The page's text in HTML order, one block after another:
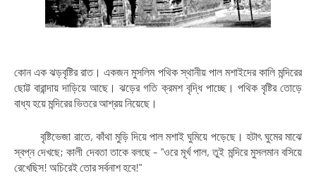
কোন এক ঝড়বৃষ্টির রাত। একজন মুসলিম পথিক স্থানীয় পাল মশাইদের কালি মন্দিরের
ছোট্ট বারান্দায় দাড়িয়ে আছে। ঝড়ের গতি ক্রমশ বৃদ্ধি পাচ্ছে। পথিক বৃষ্টির তোড়ে
বাধ্য হয়ে মন্দিরের ভিতরে আশ্রয় নিয়েছে।
বৃষ্টিভেজা রাতে, কাঁথা মুড়ি দিয়ে পাল মশাই ঘুমিয়ে পড়েছে। হটাৎ ঘুমের মাঝে
স্বপ্ন দেখছে; কালী দেবতা তাকে বলছে - "ওরে মূর্খ পাল, তুই মন্দিরে মুসলমান বসিয়ে
রেখেছিস! অচিরেই তোর সর্বনাশ হবে!"